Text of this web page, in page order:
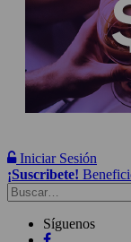
Iniciar Sesión
¡Suscribete!
Buscar:
Síguenos